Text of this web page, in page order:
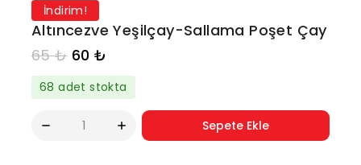
İndirim!
Altıncezve Yeşilçay-Sallama Poşet Çay
65₺ 60₺
68 adet stokta
Sepete Ekle